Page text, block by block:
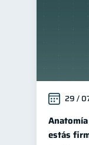
Salud
29 /
estás